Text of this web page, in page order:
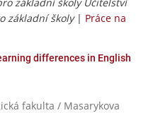
základní školy| Práce na
differences in English
fakulta / Masarykova